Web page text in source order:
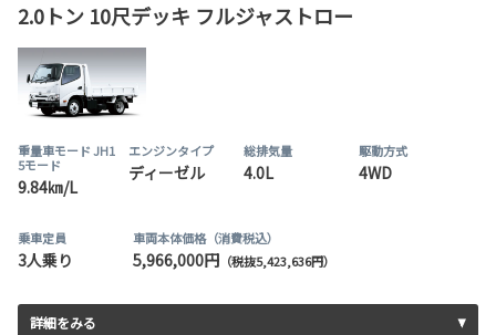
2.0トン 10尺デッキ フルジャストロー
重量車モード JH1
5モード
9.84㎞/L
エンジンタイプ
ディーゼル
総排気量
4.0L
駆動方式
4WD
乗車定員
3人乗り
車両本体価格（消費税込）
5,966,000円 （税抜5,423,636円）
詳細をみる